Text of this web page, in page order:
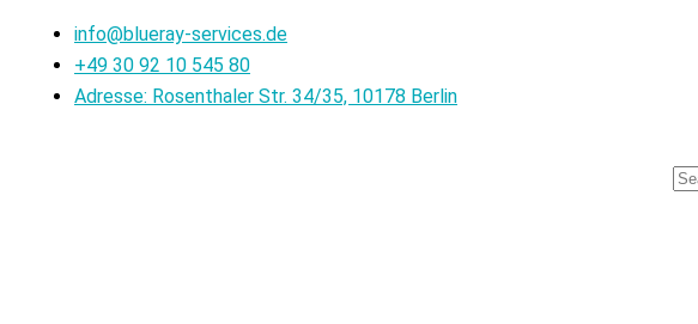
info@blueray-services.de
+49 30 92 10 545 80
Adresse: Rosenthaler Str. 34/35, 10178 Berlin